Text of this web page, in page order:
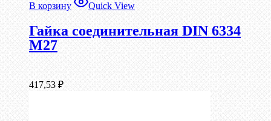
В корзину Quick View
Гайка соединительная DIN 6334
М27
417,53 ₽